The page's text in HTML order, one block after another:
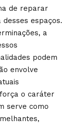
de reparar
espaços.
a
podem
envolve
o caráter
serve como